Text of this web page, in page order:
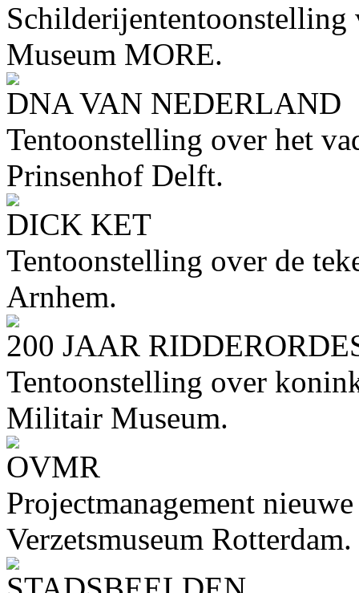
Schilderijententoonstelling
Museum MORE.
DNA VAN NEDERLAND
Tentoonstelling over het
Prinsenhof Delft.
DICK KET
Tentoonstelling over de
Arnhem.
200 JAAR
Tentoonstelling over
Militair Museum.
OVMR
Projectmanagement
Verzetsmuseum Rotterdam.